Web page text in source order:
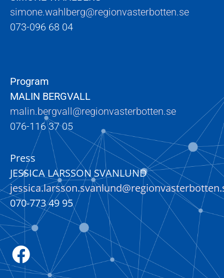
simone.wahlberg@regionvasterbotten.se
073-096 68 04
Program
MALIN BERGVALL
malin.bergvall@regionvasterbotten.se
076-116 37 05
Press
JESSICA LARSSON SVANLUND
070-773 49 95